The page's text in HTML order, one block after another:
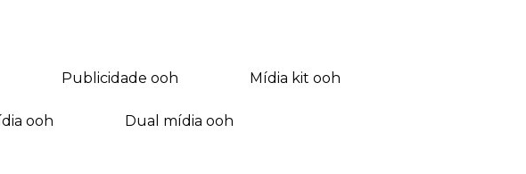
publicidade ooh mídia kit ooh
ooh dual mídia ooh